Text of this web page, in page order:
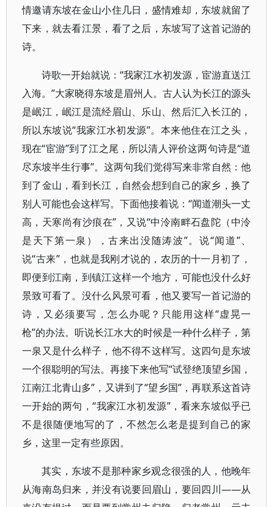
情邀请东坡在金山小住几日，盛情难却，东坡就留了
下来，就去看江景，看了之后，东坡写了这首记游的
诗。
诗歌一开始就说：“我家江水初发源，宦游直送江
入海。”大家晓得东坡是眉州人。古人认为长江的源头
是岷江，岷江是流经眉山、乐山、然后汇入长江的，
所以东坡说“我家江水初发源”。本来他住在江之头，
现在“宦游”到了江之尾，所以清人评价这两句诗是“道
尽东坡半生行事”。这两句我们觉得写来非常自然：他
到了金山，看到长江，自然会想到自己的家乡，换了
别人可能也会这样写。下面他接着说：“闻道潮头一丈
高，天寒尚有沙痕在”，又说“中泠南畔石盘陀（中泠
是天下第一泉），古来出没随涛波”。说“闻道”、
说“古来”，也就是我刚才说的，农历的十一月初了，
即便到江南，到镇江这样一个地方，可能也没什么好
景致可看了。没什么风景可看，他又要写一首记游的
诗，又必须要写，怎么办呢？只能用这样“虚晃一
枪”的办法。听说长江水大的时候是一种什么样子，第
一泉又是什么样子，他不得不这样写。这四句是东坡
一个很聪明的写法。再接下来他写“试登绝顶望乡国，
江南江北青山多”，又讲到了“望乡国”，再联系这首诗
一开始的两句，“我家江水初发源”，看来东坡似乎已
不是很随便地写的了，不然怎么老是提到自己的家
乡，这里一定有些原因。
其实，东坡不是那种家乡观念很强的人，他晚年
从海南岛归来，并没有说要回眉山，要回四川——从